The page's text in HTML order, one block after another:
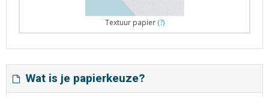
Textuur papier (?)
Wat is je papierkeuze?